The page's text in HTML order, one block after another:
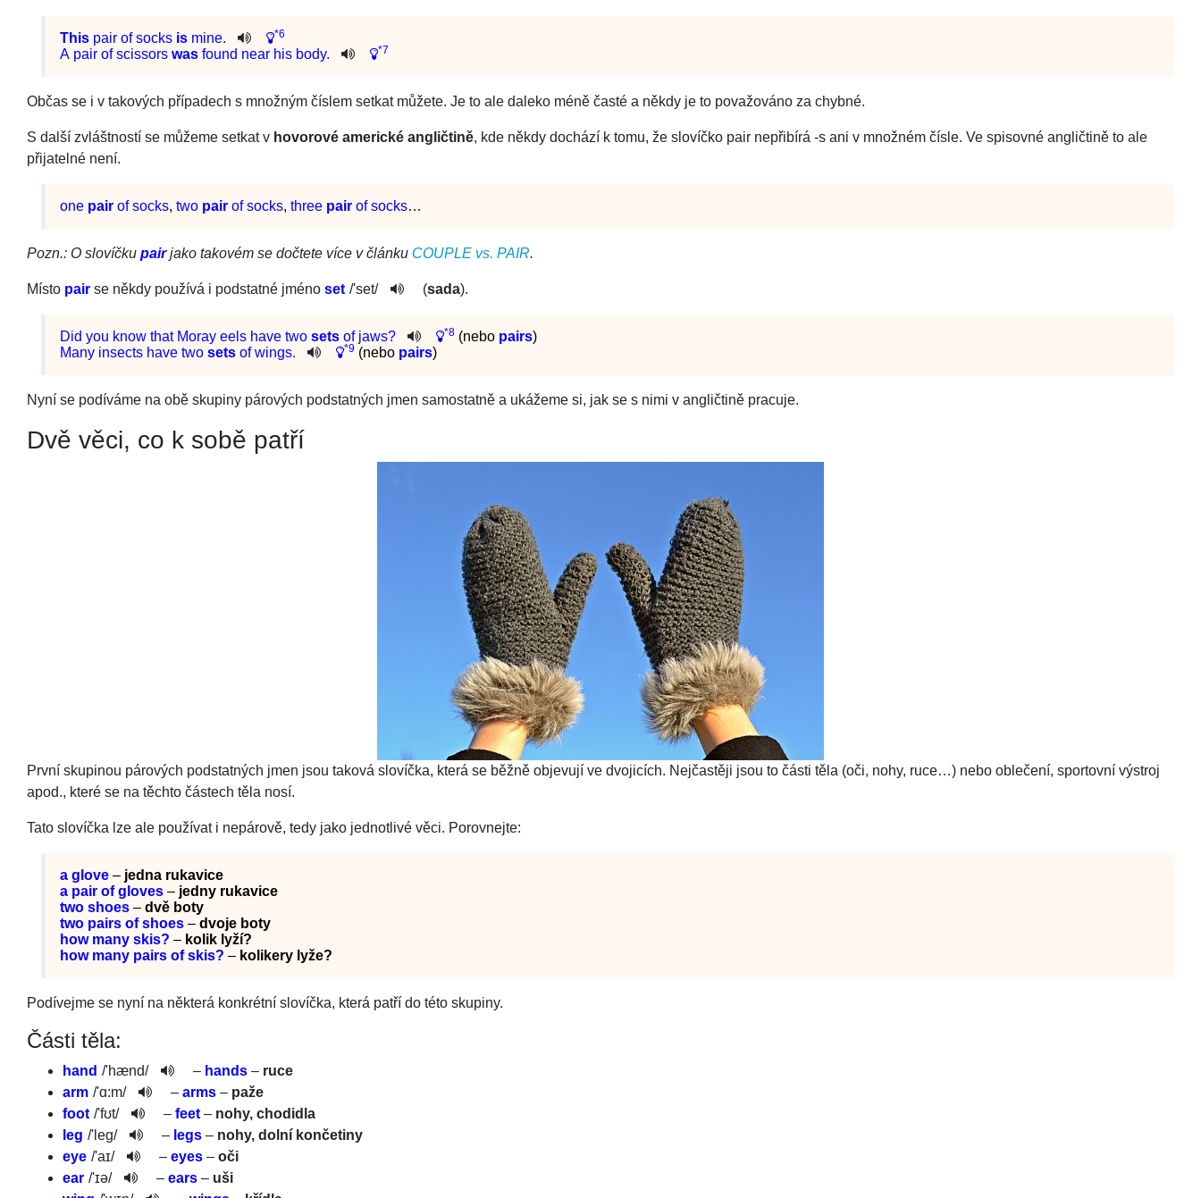
This pair of socks is mine. *6
A pair of scissors was found near his body. *7
Občas se i v takových případech s množným číslem setkat můžete. Je to ale daleko méně časté a někdy je to považováno za chybné.
S další zvláštností se můžeme setkat v hovorové americké angličtině, kde někdy dochází k tomu, že slovíčko pair nepřibírá -s ani v množném čísle. Ve spisovné angličtině to ale
přijatelné není.
one pair of socks, two pair of socks, three pair of socks…
Pozn.: O slovíčku pairjako takovém se dočtete více v článku COUPLE vs. PAIR.
Místo pair se někdy používá i podstatné jméno set /'set/ (sada).
Did you know thatMoray eels have two sets of jaws? *8 (nebo pairs)
Many insects have two sets of wings. *9 (nebo pairs)
Nyní se podíváme na obě skupiny párových podstatných jmen samostatně a ukážeme si, jak se s nimi v angličtině pracuje.
Dvě věci, co k sobě patří
První skupinou párových podstatných jmen jsou taková slovíčka, která se běžně objevují ve dvojicích. Nejčastěji jsou to části těla (oči, nohy, ruce…) nebo oblečení, sportovní výstroj
apod., které se na těchto částech těla nosí.
Tato slovíčka lze ale používat i nepárově, tedy jako jednotlivé věci. Porovnejte:
a glove – jedna rukavice
a pair of gloves – jedny rukavice
two shoes – dvě boty
two pairs of shoes – dvoje boty
how many skis? – kolik lyží?
how many pairs of skis? – kolikery lyže?
Podívejme se nyní na některá konkrétní slovíčka, která patří do této skupiny.
Části těla:
hand /'hænd/ – hands – ruce
arm /'ɑ:m/ – arms – paže
foot /'fʊt/ – feet – nohy, chodidla
leg /'leg/ – legs – nohy, dolní končetiny
eye /'aɪ/ – eyes – oči
ear /'ɪə/ – ears – uši